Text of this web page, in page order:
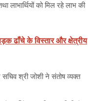
लाभार्थियों को मिल रहे लाभ की
ढाँचे के विस्तार और क्षेत्रीय
श्री जोशी ने संतोष व्यक्त